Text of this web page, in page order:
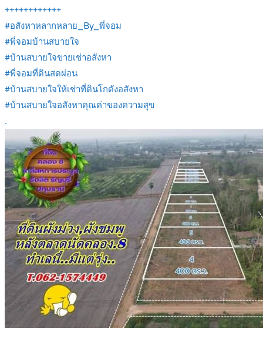
++++++++++++
#อสังหาหลากหลาย_By_พี่จอม
#พี่จอมบ้านสบายใจ
#บ้านสบายใจขายเช่าอสังหา
#พี่จอมที่ดินสดผ่อน
#บ้านสบายใจให้เช่าที่ดินโกดังอสังหา
#บ้านสบายใจอสังหาคุณค่าของความสุข
.